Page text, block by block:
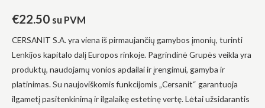
€22.50 su PVM
CERSANIT S.A. yra viena iš pirmaujančių gamybos įmonių, turinti
Lenkijos kapitalo dalį Europos rinkoje. Pagrindinė Grupės veikla yra
produktų, naudojamų vonios apdailai ir įrengimui, gamyba ir
platinimas. Su naujoviškomis funkcijomis „Cersanit“ garantuoja
ilgametį pasitenkinimą ir ilgalaikę estetinę vertę. Lėtai užsidarantis